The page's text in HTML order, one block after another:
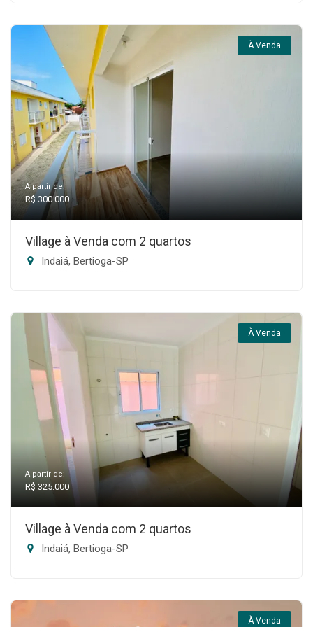
À Venda
A partir de:
R$ 300.000
Village à Venda com 2 quartos
Indaiá, Bertioga-SP
À Venda
A partir de:
R$ 325.000
Village à Venda com 2 quartos
Indaiá, Bertioga-SP
À Venda